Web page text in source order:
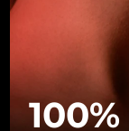
100%
痘肌护理
法属波利尼西亚
德国